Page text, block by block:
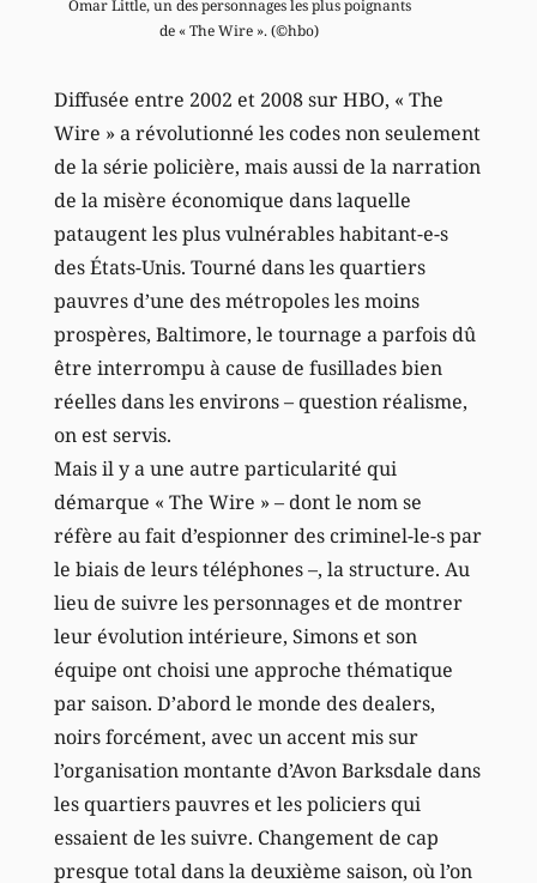
Omar Little, un des personnages les plus poignants
de « The Wire ». (©hbo)
Diffusée entre 2002 et 2008 sur HBO, « The
Wire » a révolutionné les codes non seulement
de la série policière, mais aussi de la narration
de la misère économique dans laquelle
pataugent les plus vulnérables habitant-e-s
des États-Unis. Tourné dans les quartiers
pauvres d’une des métropoles les moins
prospères, Baltimore, le tournage a parfois dû
être interrompu à cause de fusillades bien
réelles dans les environs – question réalisme,
on est servis.
Mais il y a une autre particularité qui
démarque « The Wire » – dont le nom se
réfère au fait d’espionner des criminel-le-s par
le biais de leurs téléphones –, la structure. Au
lieu de suivre les personnages et de montrer
leur évolution intérieure, Simons et son
équipe ont choisi une approche thématique
par saison. D’abord le monde des dealers,
noirs forcément, avec un accent mis sur
l’organisation montante d’Avon Barksdale dans
les quartiers pauvres et les policiers qui
essaient de les suivre. Changement de cap
presque total dans la deuxième saison, où l’on